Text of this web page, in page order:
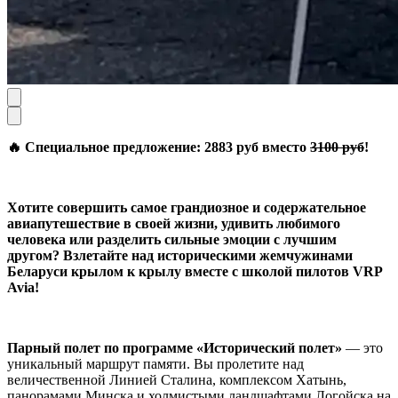
🔥 Специальное предложение: 2883 руб вместо 3100 руб!
Хотите совершить самое грандиозное и содержательное
авиапутешествие в своей жизни, удивить любимого
человека или разделить сильные эмоции с лучшим
другом? Взлетайте над историческими жемчужинами
Беларуси крылом к крылу вместе с школой пилотов VRP
Avia!
Парный полет по программе «Исторический полет» — это
уникальный маршрут памяти. Вы пролетите над
величественной Линией Сталина, комплексом Хатынь,